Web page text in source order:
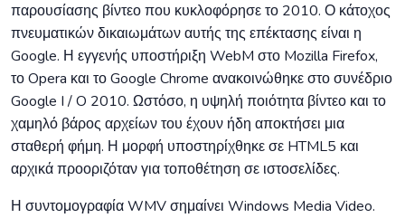
παρουσίασης βίντεο που κυκλοφόρησε το 2010. Ο κάτοχος
πνευματικών δικαιωμάτων αυτής της επέκτασης είναι η
Google. Η εγγενής υποστήριξη WebM στο Mozilla Firefox,
το Opera και το Google Chrome ανακοινώθηκε στο συνέδριο
Google I / O 2010. Ωστόσο, η υψηλή ποιότητα βίντεο και το
χαμηλό βάρος αρχείων του έχουν ήδη αποκτήσει μια
σταθερή φήμη. Η μορφή υποστηρίχθηκε σε HTML5 και
αρχικά προοριζόταν για τοποθέτηση σε ιστοσελίδες.
Η συντομογραφία WMV σημαίνει Windows Media Video.